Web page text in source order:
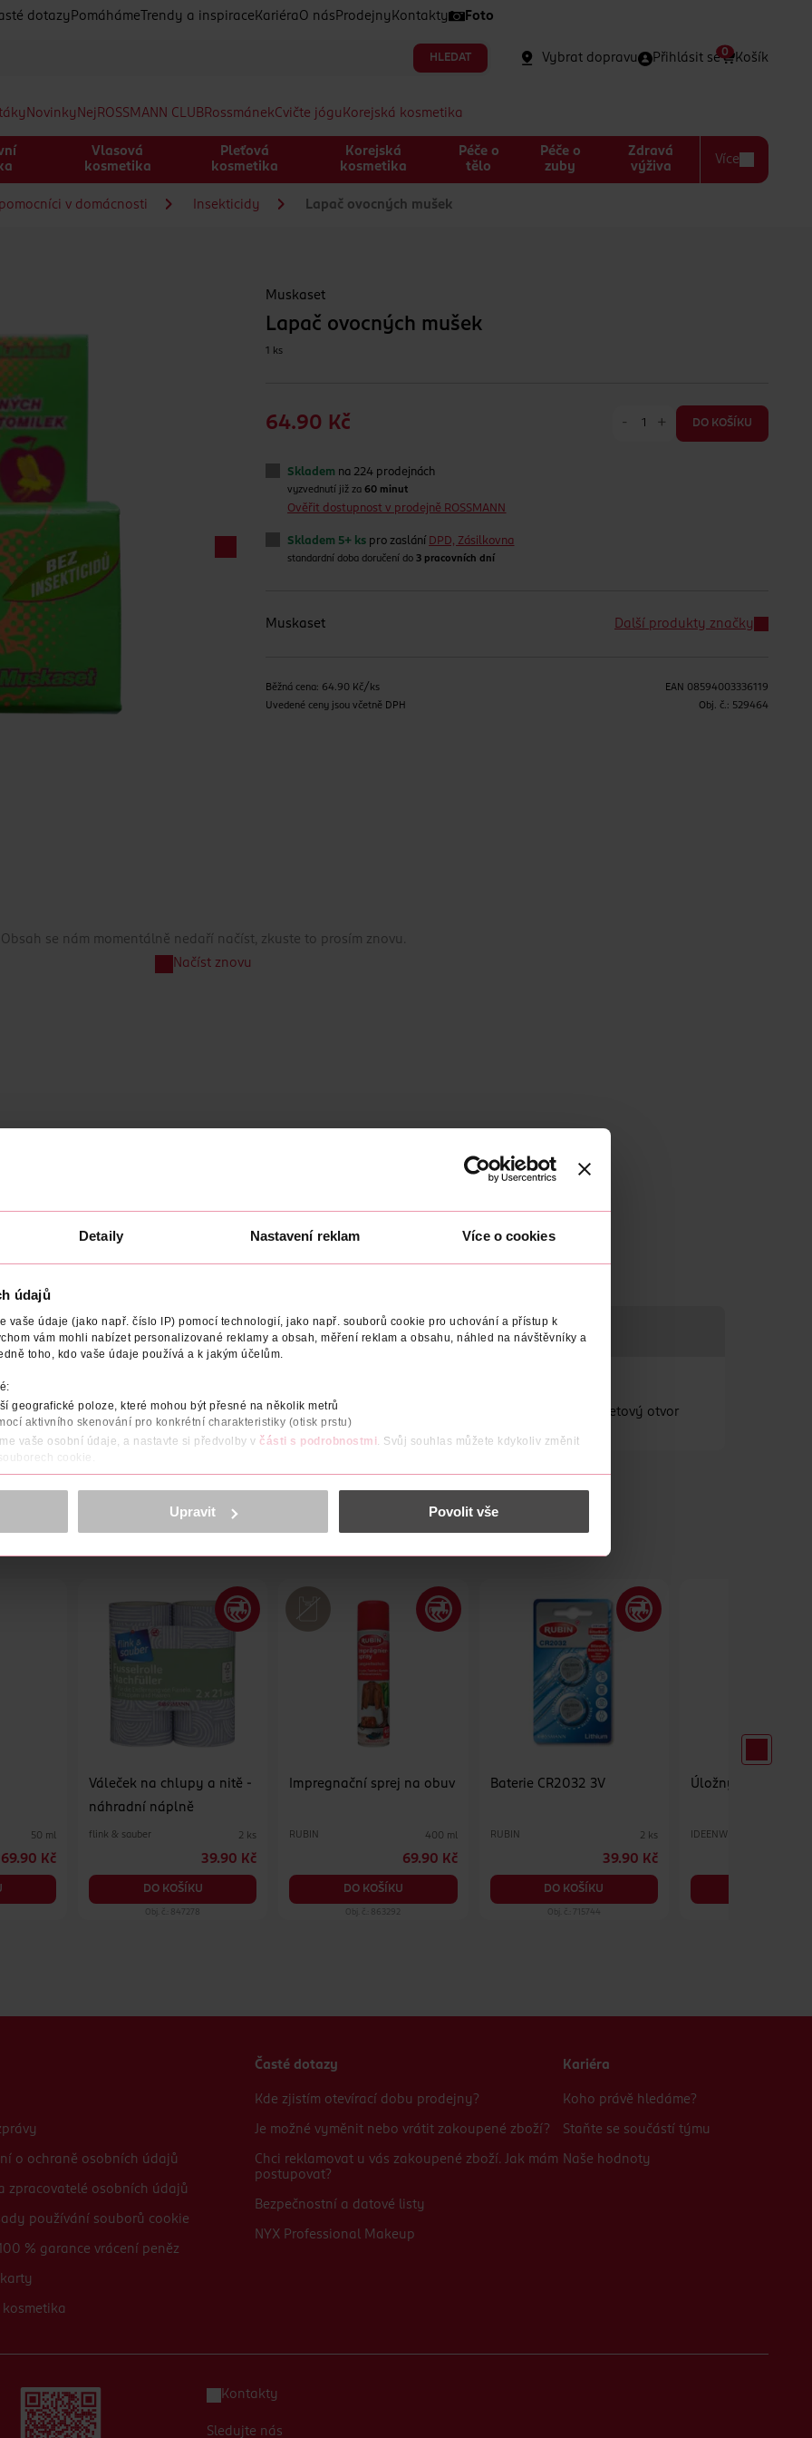
Detaily Nastavení reklam Více o cookies
údajů
vaše údaje (jako např. číslo IP) pomocí technologií, jako např. souborů cookie pro uchování a přístup k
vám mohli nabízet personalizované reklamy a obsah, měření reklam a obsahu, náhled na návštěvníky a
toho, kdo vaše údaje používá a k jakým účelům.
geografické poloze, které mohou být přesné na několik metrů
aktivního skenování pro konkrétní charakteristiky (otisk prstu)
vaše osobní údaje, a nastavte si předvolby v části s podrobnostmi . Svůj souhlas můžete kdykoliv změnit
cookie.
a reklam, funkcí sociálních médií, analýze návštěvnosti, které mohou nést osobní údaje.
osobních údajů.
<
Upravit Povolit vše
dotazy Pomáháme Trendy a inspirace Kariéra O nás Prodejny Kontakty Foto
HLEDAT Vybrat dopravu Přihlásit se Košík
0
Novinky Nej ROSSMANN CLUBRossmánekCvičte jógu Korejská kosmetika
Vlasová
kosmetika
Pleťová
kosmetika
Korejská
kosmetika
Péče o
tělo
Péče o
zuby
Zdravá
výživa
Více
v domácnosti Insekticidy Lapač ovocných mušek
Muskaset
Lapač ovocných mušek
1 ks
64.90 Kč - + DO KOŠÍKU
Skladem na 224 prodejnách
vyzvednutí již za60 minut
Ověřit dostupnost v prodejně ROSSMANN
Skladem 5+ ks pro zaslání DPD, Zásilkovna
standardní doba doručení do 3 pracovních dní
Muskaset Další produkty značky
Běžná cena: 64.90 Kč/ks
Uvedené ceny jsou včetně DPH
EAN 08594003336119
Obj. č.: 529464
Obsah se nám momentálně nedaří načíst, zkuste to prosím znovu.
Načíst znovu
POČET VYROBENO V VÝROBCE/DODAVATEL
nich.
melanogaster). Octomilky jsou lákány potravinovým atraktantem do lapače. Nálevkovitý vletový otvor
50 ml
69.90 Kč
Váleček na chlupy a nitě -
náhradní náplně
flink & sauber 2 ks
39.90 Kč
DO KOŠÍKU
Obj. č.: 847278
Impregnační sprej na obuv
RUBIN 400 ml
69.90 Kč
DO KOŠÍKU
Obj. č.: 863292
Baterie CR2032 3V
RUBIN 2 ks
39.90 Kč
DO KOŠÍKU
Obj. č.: 715744
Úložný box pod
IDEENWELT
o ochraně osobních údajů
zpracovatelé osobních údajů
používání souborů cookie
% garance vrácení peněz
kosmetika
Časté dotazy
Kde zjistím otevírací dobu prodejny?
Je možné vyměnit nebo vrátit zakoupené zboží?
Chci reklamovat u vás zakoupené zboží. Jak mám
postupovat?
Bezpečnostní a datové listy
NYX Professional Makeup
Kariéra
Koho právě hledáme?
Staňte se součástí týmu
Naše hodnoty
Kontakty
Sledujte nás